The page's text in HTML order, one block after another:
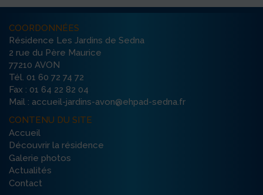
COORDONNÉES
Résidence Les Jardins de Sedna
2 rue du Père Maurice
77210 AVON
Tél. 01 60 72 74 72
Fax : 01 64 22 82 04
Mail : accueil-jardins-avon@ehpad-sedna.fr
CONTENU DU SITE
Accueil
Découvrir la résidence
Galerie photos
Actualités
Contact